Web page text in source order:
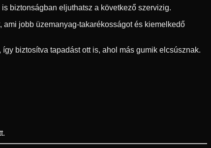
biztonságban eljuthatsz a következő szervizig.
jobb üzemanyag-takarékosságot és kiemelkedő
biztosítva tapadást ott is, ahol más gumik elcsúsznak.